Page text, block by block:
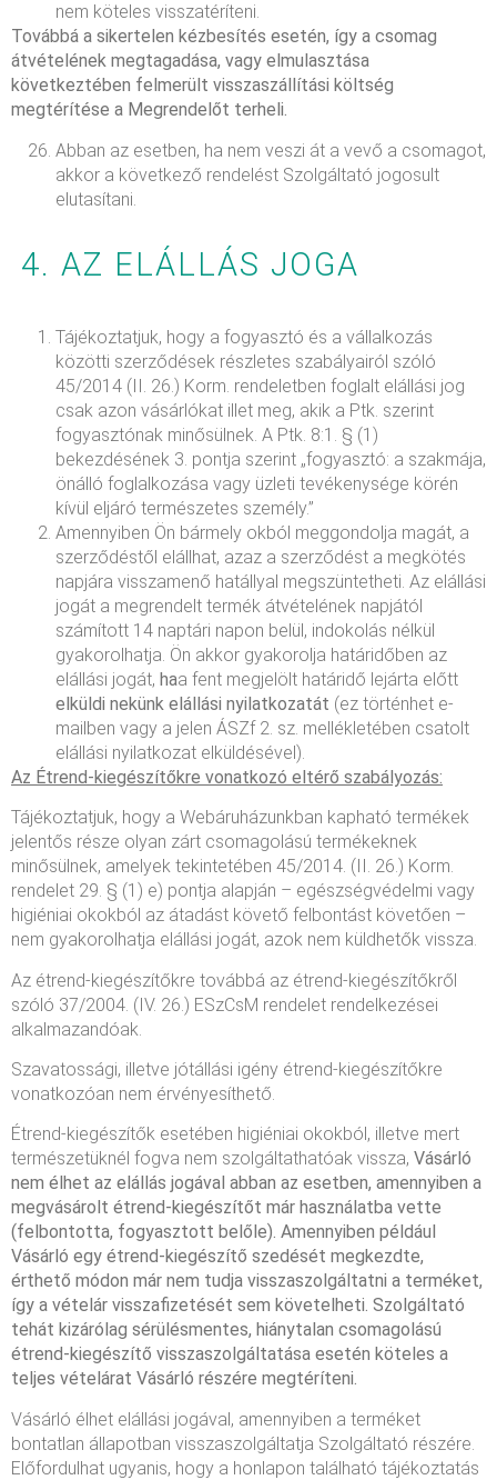
nem köteles visszatéríteni.
Továbbá a sikertelen kézbesítés esetén, így a csomag
átvételének megtagadása, vagy elmulasztása
következtében felmerült visszaszállítási költség
megtérítése a Megrendelőt terheli.
Abban az esetben, ha nem veszi át a vevő a csomagot,
akkor a következő rendelést Szolgáltató jogosult
elutasítani.
4. AZ ELÁLLÁS JOGA
Tájékoztatjuk, hogy a fogyasztó és a vállalkozás
közötti szerződések részletes szabályairól szóló
45/2014 (II. 26.) Korm. rendeletben foglalt elállási jog
csak azon vásárlókat illet meg, akik a Ptk. szerint
fogyasztónak minősülnek. A Ptk. 8:1. § (1)
bekezdésének 3. pontja szerint „fogyasztó: a szakmája,
önálló foglalkozása vagy üzleti tevékenysége körén
kívül eljáró természetes személy.”
Amennyiben Ön bármely okból meggondolja magát, a
szerződéstől elállhat, azaz a szerződést a megkötés
napjára visszamenő hatállyal megszüntetheti. Az elállási
jogát a megrendelt termék átvételének napjától
számított 14 naptári napon belül, indokolás nélkül
gyakorolhatja. Ön akkor gyakorolja határidőben az
elállási jogát, haa fent megjelölt határidő lejárta előtt
elküldi nekünk elállási nyilatkozatát (ez történhet e-
mailben vagy a jelen ÁSZf 2. sz. mellékletében csatolt
elállási nyilatkozat elküldésével).
Az Étrend-kiegészítőkre vonatkozó eltérő szabályozás:
Tájékoztatjuk, hogy a Webáruházunkban kapható termékek
jelentős része olyan zárt csomagolású termékeknek
minősülnek, amelyek tekintetében 45/2014. (II. 26.) Korm.
rendelet 29. § (1) e) pontja alapján – egészségvédelmi vagy
higiéniai okokból az átadást követő felbontást követően –
nem gyakorolhatja elállási jogát, azok nem küldhetők vissza.
Az étrend-kiegészítőkre továbbá az étrend-kiegészítőkről
szóló 37/2004. (IV. 26.) ESzCsM rendelet rendelkezései
alkalmazandóak.
Szavatossági, illetve jótállási igény étrend-kiegészítőkre
vonatkozóan nem érvényesíthető.
Étrend-kiegészítők esetében higiéniai okokból, illetve mert
természetüknél fogva nem szolgáltathatóak vissza, Vásárló
nem élhet az elállás jogával abban az esetben, amennyiben a
megvásárolt étrend-kiegészítőt már használatba vette
(felbontotta, fogyasztott belőle). Amennyiben például
Vásárló egy étrend-kiegészítő szedését megkezdte,
érthető módon már nem tudja visszaszolgáltatni a terméket,
így a vételár visszafizetését sem követelheti. Szolgáltató
tehát kizárólag sérülésmentes, hiánytalan csomagolású
étrend-kiegészítő visszaszolgáltatása esetén köteles a
teljes vételárat Vásárló részére megtéríteni.
Vásárló élhet elállási jogával, amennyiben a terméket
bontatlan állapotban visszaszolgáltatja Szolgáltató részére.
Előfordulhat ugyanis, hogy a honlapon található tájékoztatás